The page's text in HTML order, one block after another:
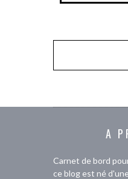
A
Carnet de bord
ce blog est né